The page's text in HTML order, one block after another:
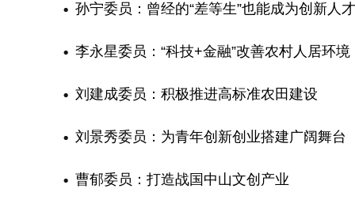
孙宁委员：曾经的“差等生”也能成为创新人才
李永星委员：“科技+金融”改善农村人居环境
刘建成委员：积极推进高标准农田建设
刘景秀委员：为青年创新创业搭建广阔舞台
曹郁委员：打造战国中山文创产业